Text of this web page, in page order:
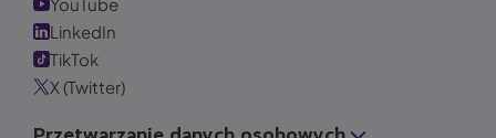
LinkedIn
TikTok
X (Twitter)